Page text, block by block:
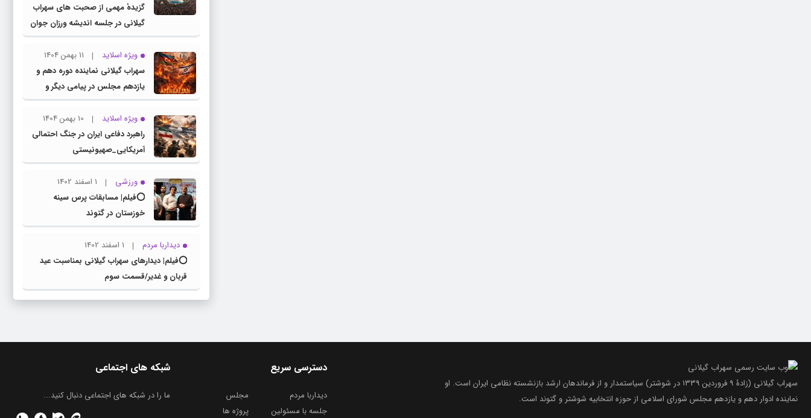
گزیدهٔ مهمی از صحبت های سهراب
گیلانی در جلسه اندیشه ورزان جوان
تهران
ویژه اسلاید
11 بهمن 1404
سهراب گیلانی نماینده دوره دهم و
یازدهم مجلس در پیامی دیگر و
خطاب به سران کشور همسایه
آذربایجان
ویژه اسلاید
10 بهمن 1404
راهبرد دفاعی ایران در جنگ احتمالی
آمریکایی_صهیونیستی
ورزشی
1 اسفند 1402
⭕️فیلم| مسابقات پرس سینه
خوزستان در گتوند
دیداربا مردم
1 اسفند 1402
⭕️فیلم| دیدارهای سهراب گیلانی بمناسبت عید
قربان و غدیر/قسمت سوم
سهراب گیلانی (زادۀ ۹ فروردین ۱۳۳۹ در شوشتر) سیاستمدار و از فرماندهان ارشد بازنشسته نظامی ایران است. او
نماینده ادوار دهم و یازدهم مجلس شورای اسلامی از حوزه انتخابیه شوشتر و گتوند است.
شبکه های اجتماعی
ما را در شبکه های اجتماعی دنبال کنید...
دسترسی سریع
دیداربا مردم
مجلس
جلسه با مسئولین
پروژه ها